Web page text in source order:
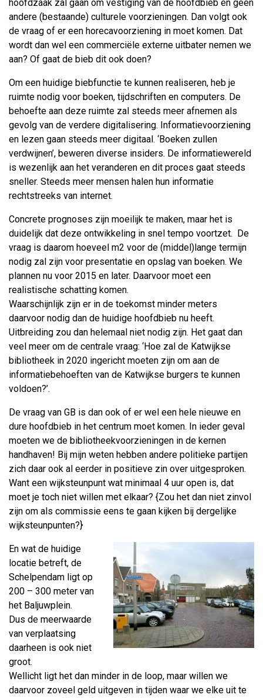
hoofdzaak zal gaan om vestiging van de hoofdbieb en geen
andere (bestaande) culturele voorzieningen. Dan volgt ook
de vraag of er een horecavoorziening in moet komen. Dat
wordt dan wel een commerciële externe uitbater nemen we
aan? Of gaat de bieb dit ook doen?
Om een huidige biebfunctie te kunnen realiseren, heb je
ruimte nodig voor boeken, tijdschriften en computers. De
behoefte aan deze ruimte zal steeds meer afnemen als
gevolg van de verdere digitalisering. Informatievoorziening
en lezen gaan steeds meer digitaal. ‘Boeken zullen
verdwijnen’, beweren diverse insiders. De informatiewereld
is wezenlijk aan het veranderen en dit proces gaat steeds
sneller. Steeds meer mensen halen hun informatie
rechtstreeks van internet.
Concrete prognoses zijn moeilijk te maken, maar het is
duidelijk dat deze ontwikkeling in snel tempo voortzet. De
vraag is daarom hoeveel m2 voor de (middel)lange termijn
nodig zal zijn voor presentatie en opslag van boeken. We
plannen nu voor 2015 en later. Daarvoor moet een
realistische schatting komen.
Waarschijnlijk zijn er in de toekomst minder meters
daarvoor nodig dan de huidige hoofdbieb nu heeft.
Uitbreiding zou dan helemaal niet nodig zijn. Het gaat dan
veel meer om de centrale vraag: ‘Hoe zal de Katwijkse
bibliotheek in 2020 ingericht moeten zijn om aan de
informatiebehoeften van de Katwijkse burgers te kunnen
voldoen?’.
De vraag van GB is dan ook of er wel een hele nieuwe en
dure hoofdbieb in het centrum moet komen. In ieder geval
moeten we de bibliotheekvoorzieningen in de kernen
handhaven! Bij mijn weten hebben andere politieke partijen
zich daar ook al eerder in positieve zin over uitgesproken.
Want een wijksteunpunt wat minimaal 4 uur open is, dat
moet je toch niet willen met elkaar? {Zou het dan niet zinvol
zijn om als commissie eens te gaan kijken bij dergelijke
wijksteunpunten?}
En wat de huidige
locatie betreft, de
Schelpendam ligt op
200 – 300 meter van
het Baljuwplein.
Dus de meerwaarde
van verplaatsing
daarheen is ook niet
groot.
Wellicht ligt het dan minder in de loop, maar willen we
daarvoor zoveel geld uitgeven in tijden waar we elke uit te